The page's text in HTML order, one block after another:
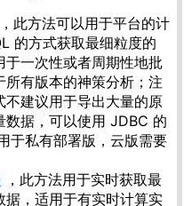
此方法可以用于平台的计
的方式获取最细粒度的
于一次性或者周期性地批
有版本的神策分析；注
建议用于导出大量的原
数据，可以使用 JDBC 的
于私有部署版，云版需要
，此方法用于实时获取最
，适用于有实时计算实